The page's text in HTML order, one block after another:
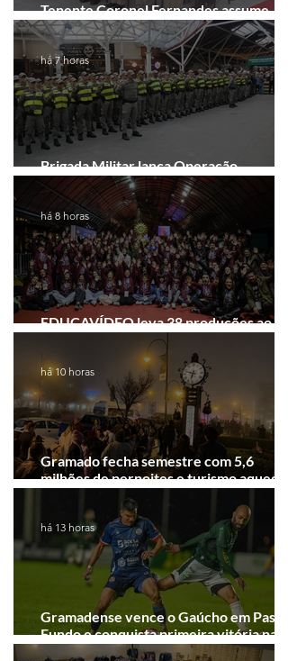
Tenente Coronel Fernandes assume
comando do 41º BPM em Gramado
Brigada Militar lança Operação
Convergência na Região das Hortênsias
há 7 horas
EDUCAVÍDEO leva 38 produções ao
Festival de Cinema de Gramado
há 8 horas
Gramado fecha semestre com 5,6
milhões de pernoites e turismo
Junho desponta!
há 10 horas
Gramadense vence o Gaúcho em Passo
Fundo e conquista primeira vitória na
Série A2
há 13 horas